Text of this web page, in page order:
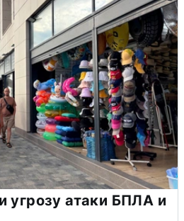
угрозу атаки БПЛА и